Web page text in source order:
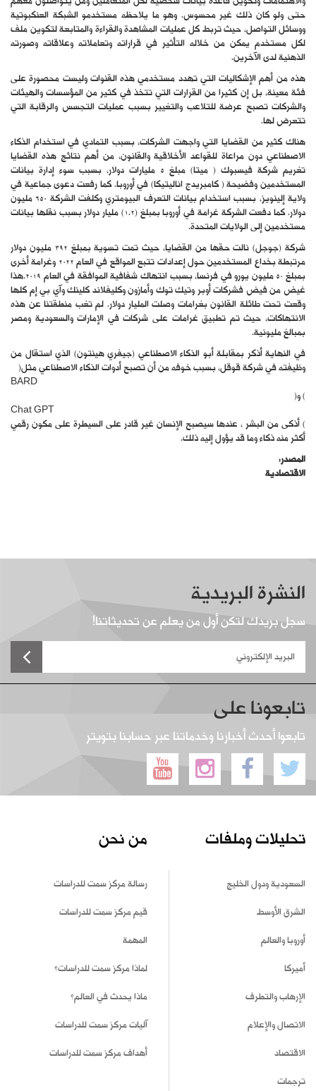
حتى ولو كان ذلك غير محسوس. وهو ما يلاحظه مستخدمو الشبكة العنكبوتية
ووسائل التواصل، حيث تربط كل عمليات المشاهدة والقراءة والمتابعة لتكوين ملف
لكل مستخدم يمكن من خلاله التأثير في قراراته وتعاملاته وعلاقاته وصورته
الذهنية لدى الآخرين.
هذه من أهم الإشكاليات التي تهدد مستخدمي هذه القنوات وليست محصورة على
فئة معينة، بل إن كثيرا من القرارات التي تتخذ في كثير من المؤسسات والهيئات
والشركات تصبح عرضة للتلاعب والتغيير بسبب عمليات التجسس والرقابة التي
تتعرض لها.
هناك كثير من القضايا التي واجهت الشركات، بسبب التمادي في استخدام الذكاء
الاصطناعي دون مراعاة للقواعد الأخلاقية والقانون، من أهم نتائج هذه القضايا
تغريم شركة فيسبوك ( ميتا) مبلغ 5 مليارات دولار، بسبب سوء إدارة بيانات
المستخدمين وفضيحة ( كامبريدج اناليتيكا) في أوروبا. كما رفعت دعوى جماعية في
ولاية إلينويز، بسبب استخدام بيانات التعرف البيومتري وكلفت الشركة 650 مليون
دولار. كما دفعت الشركة غرامة في أوروبا بمبلغ (1.2) مليار دولار بسبب نقلها بيانات
مستخدمين إلى الولايات المتحدة.
شركة (جوجل) نالت حقها من القضايا، حيث تمت تسوية بمبلغ 392 مليون دولار
مرتبطة بخداع المستخدمين حول إعدادات تتبع المواقع في العام 2022 وغرامة أخرى
بمبلغ 50 مليون يورو في فرنسا، بسبب انتهاك شفافية الموافقة في العام 2019.هذا
غيض من فيض فشركات أوبر وتيك توك وأمازون وكليفلاند كلينك وآي بي إم كلها
وقعت تحت طائلة القانون بغرامات وصلت المليار دولار. لم تغب منطقتنا عن هذه
الانتهاكات، حيث تم تطبيق غرامات على شركات في الإمارات والسعودية ومصر
بمبالغ مليونية.
في النهاية أذكر بمقابلة أبو الذكاء الاصطناعي (جيفري هينتون) الذي استقال من
وظيفته في شركة قوقل، بسبب خوفه من أن تصبح أدوات الذكاء الاصطناعي مثل(
BARD
) و(
Chat GPT
) أذكى من البشر ، عندها سيصبح الإنسان غير قادر على السيطرة على مكون رقمي
أكثر منه ذكاء وما قد يؤول إليه ذلك.
المصدر:
الاقتصادية
النشرة البريدية
سجل بريدك لتكن أول من يعلم عن تحديثاتنا!
تابعونا على
تابعوا أحدث أخبارنا وخدماتنا عبر حسابنا بتويتر
تحليلات وملفات
السعودية ودول الخليج
الشرق الأوسط
أوروبا والعالم
أميركا
الإرهاب والتطرف
الاتصال والإعلام
الاقتصاد
ترجمات
من نحن
رسالة مركز سمت للدراسات
قيم مركز سمت للدراسات
المهمة
لماذا مركز سمت للدراسات؟
ماذا يحدث في العالم؟
آليات مركز سمت للدراسات
أهداف مركز سمت للدراسات